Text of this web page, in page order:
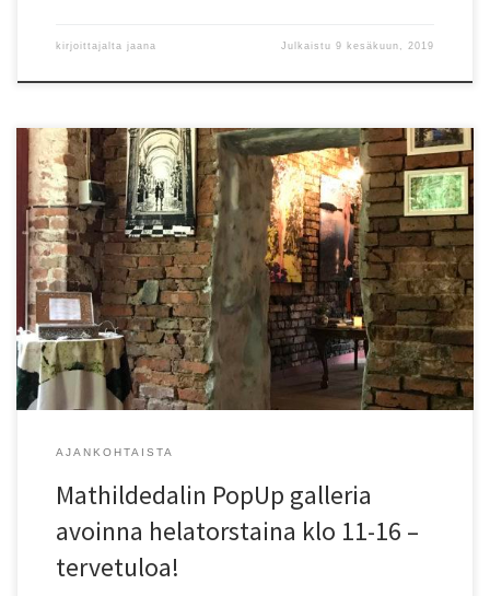
kirjoittajalta jaana Julkaistu9 kesäkuun, 2019
AJANKOHTAISTA
Mathildedalin PopUp galleria
avoinna helatorstaina klo 11-16 –
tervetuloa!